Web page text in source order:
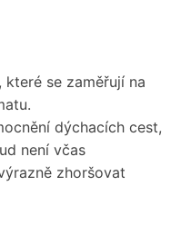
se zaměřují na
dýchacích cest,
není včas
zhoršovat